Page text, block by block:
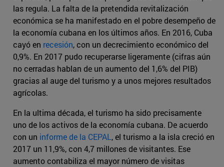
las regula. La falta de la pretendida revitalización
económica se ha manifestado en el pobre desempeño de
la economía cubana en los últimos años. En 2016, Cuba
cayó en recesión, con un decrecimiento económico del
0,9%. En 2017 pudo recuperarse ligeramente (cifras aún
no cerradas hablan de un aumento del 1,6% del PIB)
gracias al auge del turismo y a unos mejores resultados
agrícolas.
En la ultima década, el turismo ha sido precisamente
uno de los activos de la economía cubana. De acuerdo
con un informe de la CEPAL, el turismo a la isla creció en
2017 un 11,9%, con 4,7 millones de visitantes. Ese
aumento contabiliza el mayor número de visitas